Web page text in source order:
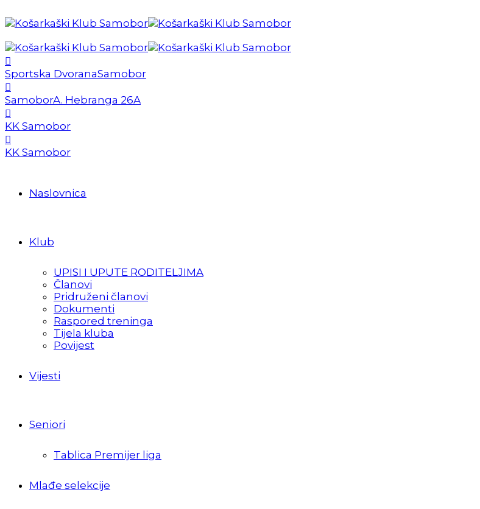
Sportska DvoranaSamobor
SamoborA. Hebranga 26A
KK Samobor
KK Samobor
Naslovnica
Klub
UPISI I UPUTE RODITELJIMA
Članovi
Pridruženi članovi
Dokumenti
Raspored treninga
Tijela kluba
Povijest
Vijesti
Seniori
Tablica Premijer liga
Mlađe selekcije